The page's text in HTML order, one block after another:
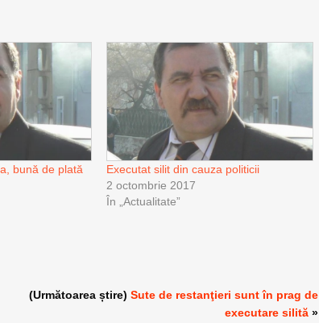
bună de plată
Executat silit din cauza politicii
2 octombrie 2017
În „Actualitate”
(Următoarea știre)Sute de restanţieri sunt în prag de
executare silită »